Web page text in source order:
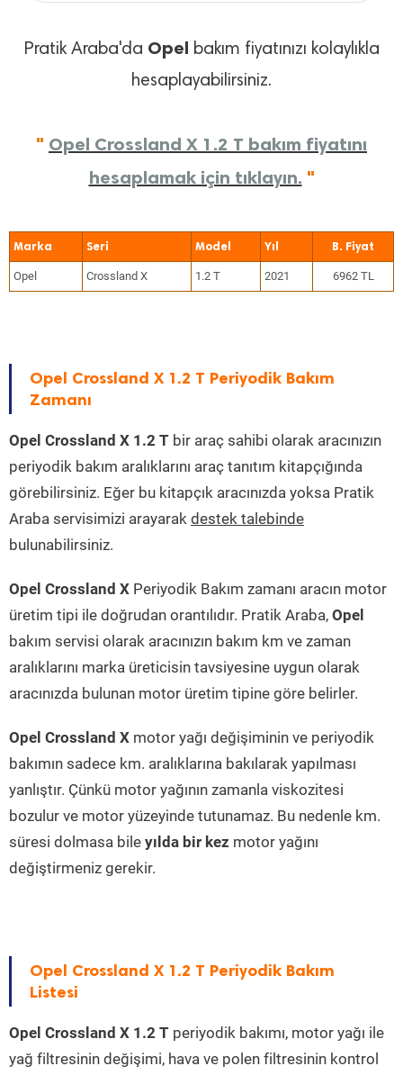
Pratik Araba'da Opel bakım fiyatınızı kolaylıkla
hesaplayabilirsiniz.
" Opel Crossland X 1.2 T bakım fiyatını
hesaplamak için tıklayın. "
Marka Seri Model Yıl
Opel Crossland X 1.2 T 2021 6962 TL
Opel Crossland X 1.2 T Periyodik Bakım
Zamanı
Opel Crossland X 1.2 T bir araç sahibi olarak aracınızın
periyodik bakım aralıklarını araç tanıtım kitapçığında
görebilirsiniz. Eğer bu kitapçık aracınızda yoksa Pratik
Araba servisimizi arayarak destek talebinde
bulunabilirsiniz.
Opel Crossland X Periyodik Bakım zamanı aracın motor
üretim tipi ile doğrudan orantılıdır. Pratik Araba, Opel
bakım servisi olarak aracınızın bakım km ve zaman
aralıklarını marka üreticisin tavsiyesine uygun olarak
aracınızda bulunan motor üretim tipine göre belirler.
Opel Crossland X motor yağı değişiminin ve periyodik
bakımın sadece km. aralıklarına bakılarak yapılması
yanlıştır. Çünkü motor yağının zamanla viskozitesi
bozulur ve motor yüzeyinde tutunamaz. Bu nedenle km.
süresi dolmasa bile yılda bir kez motor yağını
değiştirmeniz gerekir.
Opel Crossland X 1.2 T Periyodik Bakım
Listesi
Opel Crossland X 1.2 T periyodik bakımı, motor yağı ile
yağ filtresinin değişimi, hava ve polen filtresinin kontrol